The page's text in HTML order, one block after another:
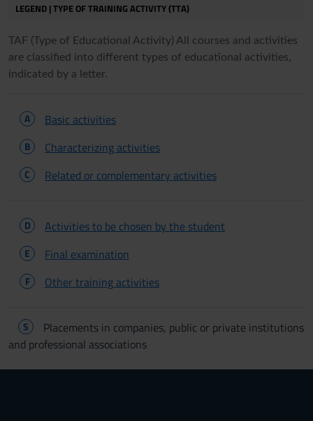
LEGEND | TYPE OF TRAINING ACTIVITY (TTA)
TAF (Type of Educational Activity) All courses and activities
are classified into different types of educational activities,
indicated by a letter.
A Basic activities
B Characterizing activities
C Related or complementary activities
D Activities to be chosen by the student
E Final examination
F Other training activities
S
Placements in companies, public or private institutions
and professional associations